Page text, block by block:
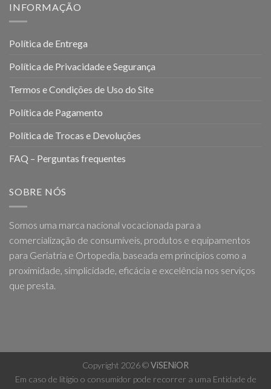
INFORMAÇÃO
Política de Entrega
Política de Privacidade e Segurança
Termos e Condições de Uso do Site
Política de Pagamento
Política de Trocas e Devoluções
FAQ – Perguntas frequentes
SOBRE NÓS
Somos uma marca nacional vocacionada para a
comercialização de consumíveis, produtos e equipamentos
para Geriatria e Ortopedia, baseada em princípios como a
proximidade, simplicidade, eficácia e excelência nos serviços
que presta.
Copyright 2026 ©ViSENiOR
Em caso de litígio o consumidor pode recorrer a uma Entidade de